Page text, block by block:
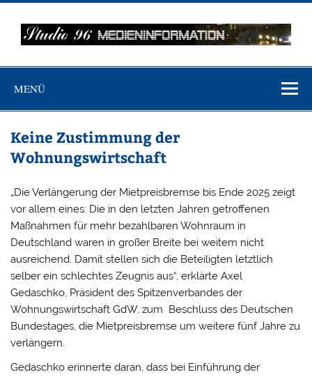
Zum
springen
MEDIENINFO-
BERLIN
MENÜ
Keine Zustimmung der
Wohnungswirtschaft
„Die Verlängerung der Mietpreisbremse bis Ende 2025 zeigt
vor allem eines: Die in den letzten Jahren getroffenen
Maßnahmen für mehr bezahlbaren Wohnraum in
Deutschland waren in großer Breite bei weitem nicht
ausreichend. Damit stellen sich die Beteiligten letztlich
selber ein schlechtes Zeugnis aus“, erklärte Axel
Gedaschko, Präsident des Spitzenverbandes der
Wohnungswirtschaft GdW, zum Beschluss des Deutschen
Bundestages, die Mietpreisbremse um weitere fünf Jahre zu
verlängern.
Gedaschko erinnerte daran, dass bei Einführung der